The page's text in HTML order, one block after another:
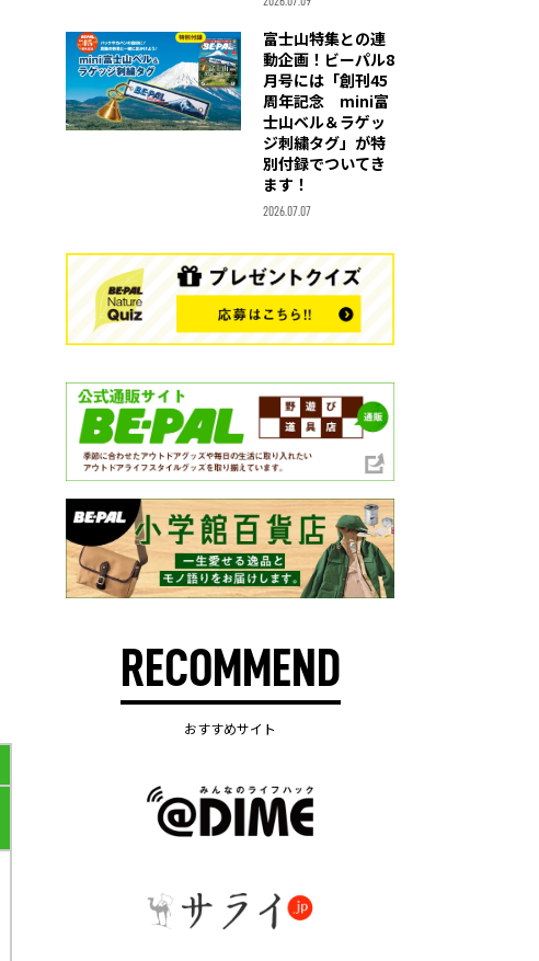
富士山特集との連
動企画！ビーパル8
月号には「創刊45
周年記念 mini富
士山ベル＆ラゲッ
ジ刺繍タグ」が特
別付録でついてき
ます！
2026.07.07
RECOMMEND
おすすめサイト